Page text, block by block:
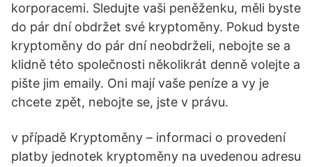
korporacemi. Sledujte vaši peněženku, měli byste
do pár dní obdržet své kryptoměny. Pokud byste
kryptoměny do pár dní neobdrželi, nebojte se a
klidně této společnosti několikrát denně volejte a
pište jim emaily. Oni mají vaše peníze a vy je
chcete zpět, nebojte se, jste v právu.
v případě Kryptoměny – informaci o provedení
platby jednotek kryptoměny na uvedenou adresu